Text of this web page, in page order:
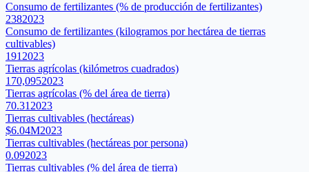
Consumo de fertilizantes (% de producción de fertilizantes)
2382023
Consumo de fertilizantes (kilogramos por hectárea de tierras
cultivables)
191 2023
Tierras agrícolas (kilómetros cuadrados)
170,0952023
Tierras agrícolas (% del área de tierra)
70.31 2023
Tierras cultivables (hectáreas)
$6.04M2023
Tierras cultivables (hectáreas por persona)
0.092023
Tierras cultivables (% del área de tierra)